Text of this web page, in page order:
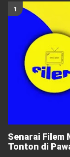
Senarai Filem
Tonton di